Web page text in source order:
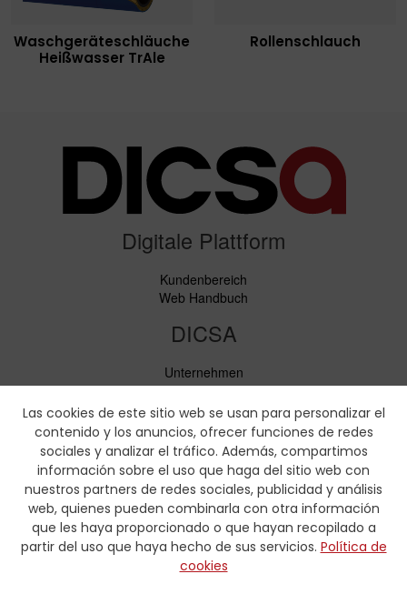
Las cookies de este sitio web se usan para personalizar el
contenido y los anuncios, ofrecer funciones de redes
sociales y analizar el tráfico. Además, compartimos
información sobre el uso que haga del sitio web con
nuestros partners de redes sociales, publicidad y análisis
web, quienes pueden combinarla con otra información
que les haya proporcionado o que hayan recopilado a
partir del uso que haya hecho de sus servicios. Política de
cookies
Waschgeräteschläuche
Heißwasser TrAle
Rollenschlauch
Digitale Plattform
Kundenbereich
Web Handbuch
DICSA
Unternehmen
Neuigkeiten
Service
Verhaltenskodex
Soziale Verantwortung
Downloads
Preislisten und Produktbroschüren
Zertifikate
Pressmaaßtabellen
Hydraulik-Formulare